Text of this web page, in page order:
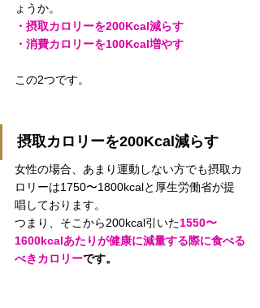
ょうか。
・摂取カロリーを200Kcal減らす
・消費カロリーを100Kcal増やす
この2つです。
摂取カロリーを200Kcal減らす
女性の場合、あまり運動しない方でも摂取カ
ロリーは1750〜1800kcalと厚生労働省が提
唱しております。
つまり、そこから200kcal引いた1550〜
1600kcalあたりが健康に減量する際に食べる
べきカロリーです。